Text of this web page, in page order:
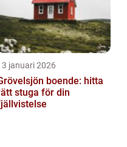
januari 2026
boende: hitta
stuga för din